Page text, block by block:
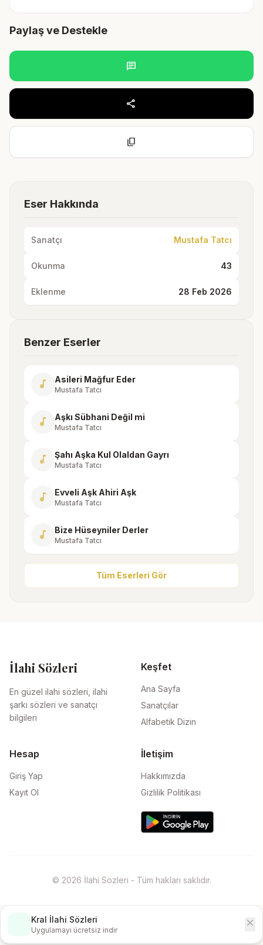
Paylaş ve Destekle
chat
share
content_copy
Eser Hakkında
Sanatçı Mustafa Tatcı
Okunma 43
Eklenme 28 Feb 2026
Benzer Eserler
music_note Asileri Mağfur Eder
Mustafa Tatcı
music_note Aşkı Sübhani Değil mi
Mustafa Tatcı
music_note Şahı Aşka Kul Olaldan Gayrı
Mustafa Tatcı
music_note Evveli Aşk Ahiri Aşk
Mustafa Tatcı
music_note Bize Hüseyniler Derler
Mustafa Tatcı
Tüm Eserleri Gör
İlahi Sözleri
En güzel ilahi sözleri, ilahi
şarkı sözleri ve sanatçı
bilgileri
Keşfet
Ana Sayfa
Sanatçılar
Alfabetik Dizin
Hesap
Giriş Yap
Kayıt Ol
İletişim
Hakkımızda
Gizlilik Politikası
© 2026 İlahi Sözleri - Tüm hakları saklıdır.
Kral İlahi Sözleri
Uygulamayı ücretsiz indir
close